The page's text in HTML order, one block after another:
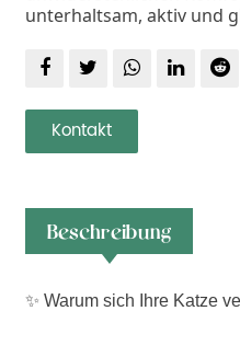
unterhaltsam, aktiv und
Kontakt
Beschreibung
✨ Warum sich Ihre Katze